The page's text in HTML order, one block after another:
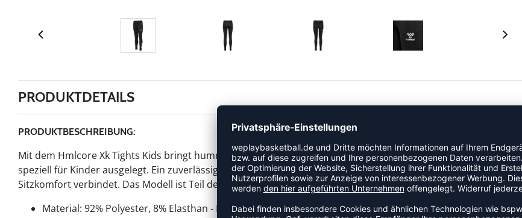
PRODUKTDETAILS
PRODUKTBESCHREIBUNG:
Mit dem Hmlcore Xk Tights Kids bringt hummel einen Artikel der Kategorie Hose an den Start. Dieses Modell ist
speziell für Kinder ausgelegt. Ein zuverlässiger Begleiter für Training und Wettkampf, der Beinfreiheit und
Sitzkomfort verbindet. Das Modell ist Teil der hummel Core-Kollektion.
Material: 92% Polyester, 8% Elasthan - KNIT